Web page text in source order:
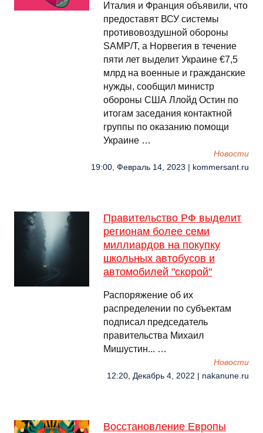
Италия и Франция объявили, что
предоставят ВСУ системы
противовоздушной обороны
SAMP/T, а Норвегия в течение
пяти лет выделит Украине €7,5
млрд на военные и гражданские
нужды, сообщил министр
обороны США Ллойд Остин по
итогам заседания контактной
группы по оказанию помощи
Украине …
Новости
19:00, Февраль 14, 2023 | kommersant.ru
Правительство РФ выделит
регионам более семи
миллиардов на покупку
школьных автобусов и
автомобилей "скорой"
Распоряжение об их
распределении по субъектам
подписал председатель
правительства Михаил
Мишустин... …
Новости
12:20, Декабрь 4, 2022 | nakanune.ru
Восстановление Европы